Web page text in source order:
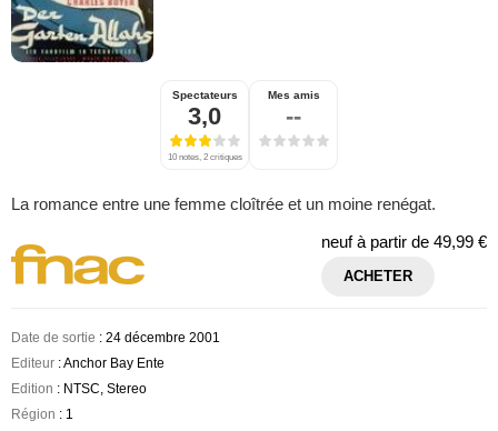
Spectateurs
3,0
10 notes, 2 critiques
Mes amis
--
La romance entre une femme cloîtrée et un moine renégat.
neuf à partir de 49,99 €
ACHETER
Date de sortie : 24 décembre 2001
Editeur : Anchor Bay Ente
Edition : NTSC, Stereo
Région : 1